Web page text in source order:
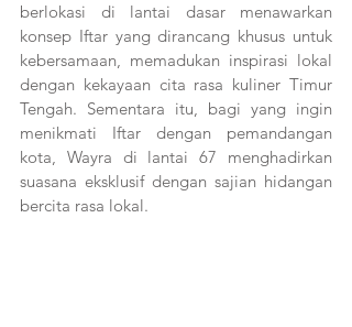
berlokasi di lantai dasar menawarkan
konsep Iftar yang dirancang khusus untuk
kebersamaan, memadukan inspirasi lokal
dengan kekayaan cita rasa kuliner Timur
Tengah. Sementara itu, bagi yang ingin
menikmati Iftar dengan pemandangan
kota, Wayra di lantai 67 menghadirkan
suasana eksklusif dengan sajian hidangan
bercita rasa lokal.